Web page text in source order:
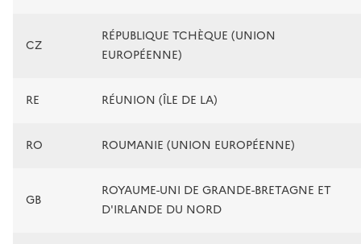
CZ
RÉPUBLIQUE TCHÈQUE (UNION
EUROPÉENNE)
RE RÉUNION (ÎLE DE LA)
RO ROUMANIE (UNION EUROPÉENNE)
GB
ROYAUME-UNI DE GRANDE-BRETAGNE ET
D'IRLANDE DU NORD